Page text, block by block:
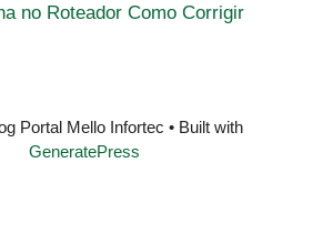
no Roteador Como Corrigir
Portal Mello Infortec • Built with
GeneratePress